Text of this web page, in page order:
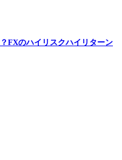
FXのハイリスクハイリターン